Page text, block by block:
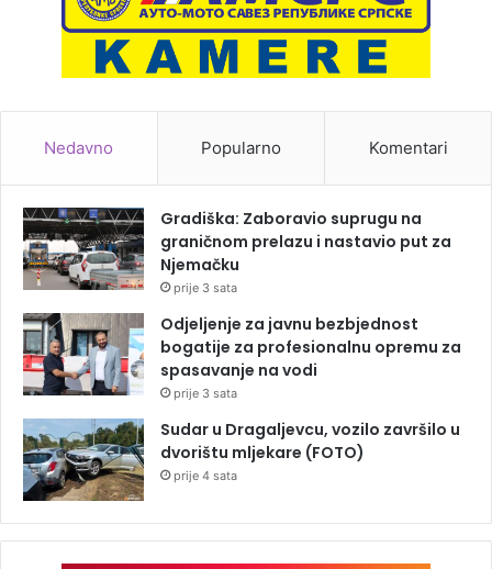
Nedavno Popularno Komentari
Gradiška: Zaboravio suprugu na
graničnom prelazu i nastavio put za
Njemačku
prije 3 sata
Odjeljenje za javnu bezbjednost
bogatije za profesionalnu opremu za
spasavanje na vodi
prije 3 sata
Sudar u Dragaljevcu, vozilo završilo u
dvorištu mljekare (FOTO)
prije 4 sata